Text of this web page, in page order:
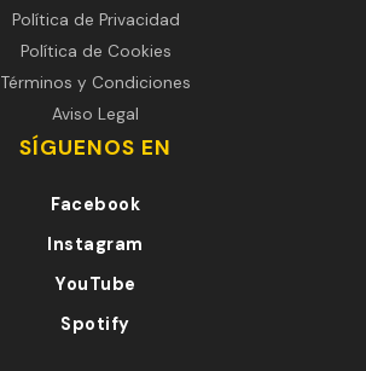
Política de Privacidad
Política de Cookies
Términos y Condiciones
Aviso Legal
SÍGUENOS EN
Facebook
Instagram
YouTube
Spotify